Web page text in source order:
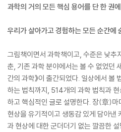
과학의 거의 모든 핵심 용어를 단 한 권
우리가 살아가고 경험하는 모든 순간
그림책이면서 과학책이고, 수준은 낮추
춘, 기존 과학 분야에서는 볼 수 없었던
간의 과학》이 출간되었다. 일상에서 볼
하는 법칙까지, 514개의 과학 법칙과
하고 핵심적인 글로 설명한다. 장(章)
현상을 유기적이고 생동감 있게 담아낸
과 현상에 대한 군더더기 없는 깔끔한